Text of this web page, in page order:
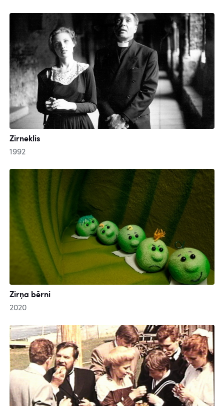
Zirneklis
1992
Zirņa bērni
2020